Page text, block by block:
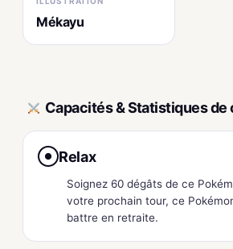
Mékayu
Capacités & Statistiques de
● Relax
Soignez 60 dégâts de ce
votre prochain tour, ce
battre en retraite.